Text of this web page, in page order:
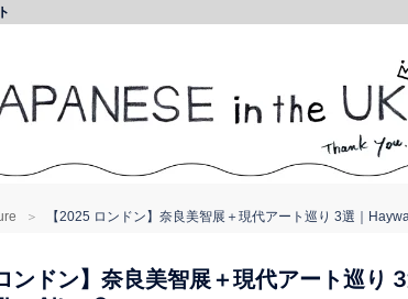
【2025 ロンドン】奈良美智展＋現代アート巡り 3選｜
ンドン】奈良美智展＋現代アート巡